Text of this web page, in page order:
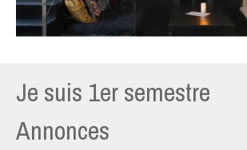
Je suis 1er semestre
Annonces